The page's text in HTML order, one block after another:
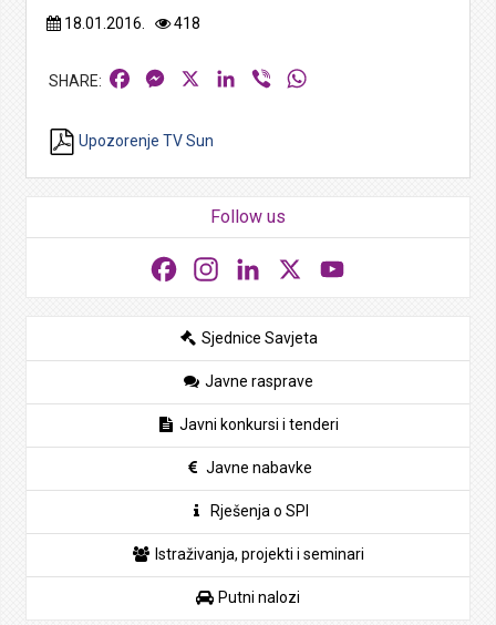
18.01.2016. 418
FacebookMessengerLinkedIn
Viber
Upozorenje TV Sun
Follow us
FacebookInstagramLinkedIn
Sjednice Savjeta
Javne rasprave
Javni konkursi i tenderi
Javne nabavke
Rješenja o SPI
Istraživanja, projekti i seminari
Putni nalozi